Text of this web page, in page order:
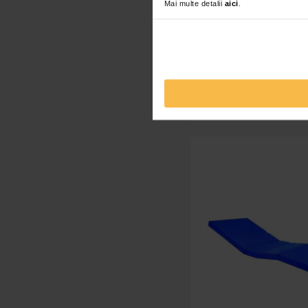
Mai multe detalii aici